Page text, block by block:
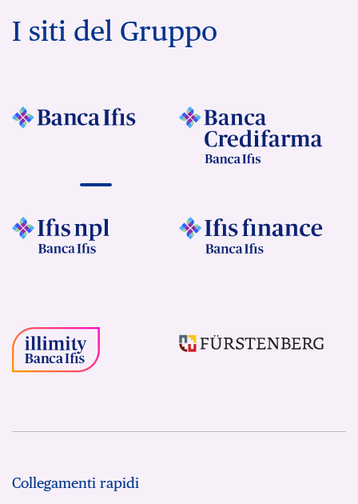
I siti del Gruppo
Collegamenti rapidi